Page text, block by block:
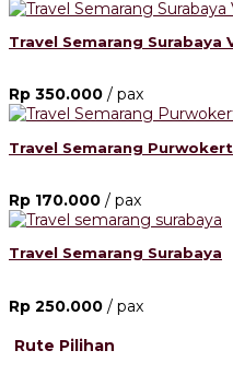
Travel Semarang Surabaya
Rp 350.000 / pax
Travel Semarang
Rp 170.000 / pax
Travel Semarang Surabaya
Rp 250.000 / pax
Rute Pilihan